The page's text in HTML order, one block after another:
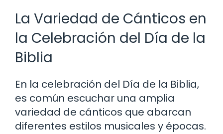
La Variedad de Cánticos en
la Celebración del Día de la
Biblia
En la celebración del Día de la Biblia,
es común escuchar una amplia
variedad de cánticos que abarcan
diferentes estilos musicales y épocas.